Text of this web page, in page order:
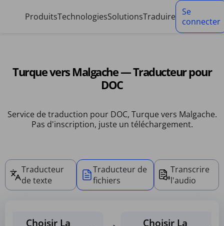
ProduitsTechnologiesSolutionsTraduire
Se
connecter
Turque vers Malgache — Traducteur pour
DOC
Service de traduction pour DOC, Turque vers Malgache.
Pas d'inscription, juste un téléchargement.
Traducteur
de texte
Traducteur de
fichiers
Transcrire
l'audio
Choisir La
Choisir La